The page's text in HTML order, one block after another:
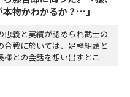
物かわかるか？…」
義と実績が認められ武士の
戦に於いては、足軽組頭と
様との会話を想い出すとこん